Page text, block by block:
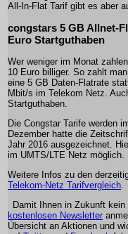
All-In-Flat Tarif gibt es aber
congstars 5 GB Allnet-
Euro Startguthaben
Wer weniger im Monat
10 Euro billiger. So zahlt
eine 5 GB Daten-Flatrate
Mbit/s im Telekom Netz.
Startguthaben.
Die Congstar Tarife werden
Dezember hatte die
Jahr 2016 ausgezeichnet.
im UMTS/LTE Netz möglich.
Weitere Infos zu den
Telekom-Netz Tarifvergleich.
Damit Ihnen in Zukunft
kostenlosen Newsletter
Übersicht an Aktionen und